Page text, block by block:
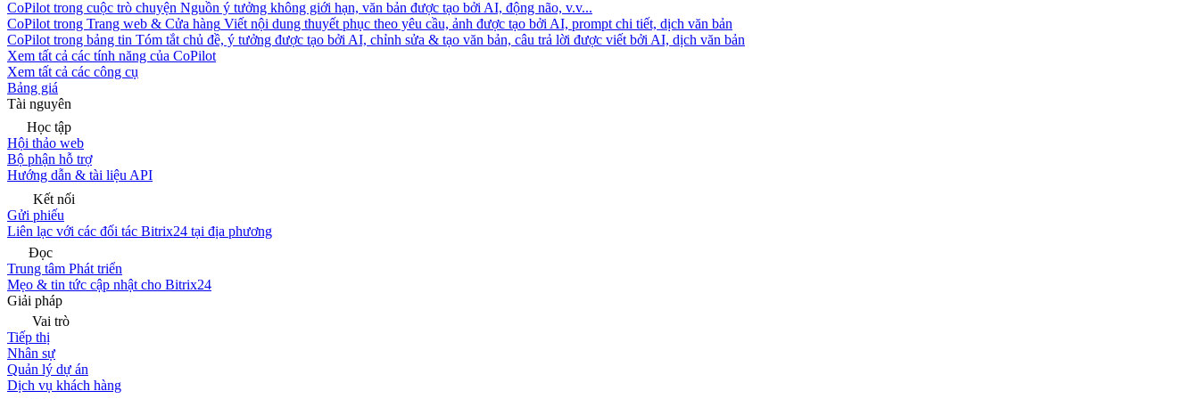
CoPilot trong cuộc trò chuyện Nguồn ý tưởng không giới hạn, văn bản được tạo bởi AI, động não, v.v...
CoPilot trong Trang web & Cửa hàng Viết nội dung thuyết phục theo yêu cầu, ảnh được tạo bởi AI, prompt chi tiết, dịch văn bản
CoPilot trong bảng tin Tóm tắt chủ đề, ý tưởng được tạo bởi AI, chỉnh sửa & tạo văn bản, câu trả lời được viết bởi AI, dịch văn bản
Xem tất cả các tính năng của CoPilot
Xem tất cả các công cụ
Bảng giá
Tài nguyên
Học tập
Hội thảo web
Bộ phận hỗ trợ
Hướng dẫn & tài liệu API
Kết nối
Gửi phiếu
Liên lạc với các đối tác Bitrix24 tại địa phương
Đọc
Trung tâm Phát triển
Mẹo & tin tức cập nhật cho Bitrix24
Giải pháp
Vai trò
Tiếp thị
Nhân sự
Quản lý dự án
Dịch vụ khách hàng